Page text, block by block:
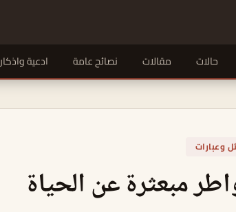
حالات مقالات نصائح عامة ادعية واذكار
وعبارات
مبعثرة عن الحياة